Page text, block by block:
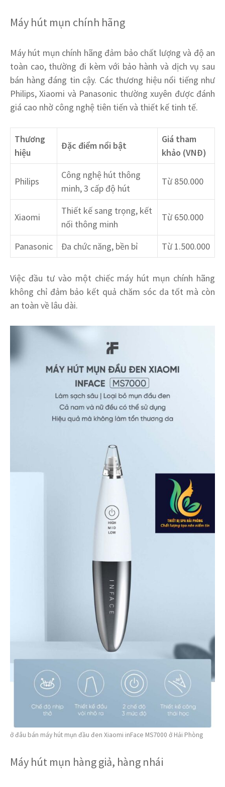
Máy hút mụn chính hãng
Máy hút mụn chính hãng đảm bảo chất lượng và độ an
toàn cao, thường đi kèm với bảo hành và dịch vụ sau
bán hàng đáng tin cậy. Các thương hiệu nổi tiếng như
Philips, Xiaomi và Panasonic thường xuyên được đánh
giá cao nhờ công nghệ tiên tiến và thiết kế tinh tế.
Thương
hiệu
Đặc điểm nổi bật
Giá tham
khảo (VNĐ)
Philips
Công nghệ hút thông
minh, 3 cấp độ hút
Từ 850.000
Xiaomi
Thiết kế sang trọng, kết
nối thông minh
Từ 650.000
Panasonic Đa chức năng, bền bỉ Từ 1.500.000
Việc đầu tư vào một chiếc máy hút mụn chính hãng
không chỉ đảm bảo kết quả chăm sóc da tốt mà còn
an toàn về lâu dài.
ở đâu bán máy hút mụn đầu đen Xiaomi inFace MS7000 ở Hải Phòng
Máy hút mụn hàng giả, hàng nhái